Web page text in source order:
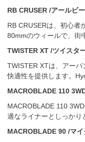
RB CRUSER /アールビ
RB CRUSERは、初心者
80mmのウィールで、街
TWISTER XT /ツイスタ
TWISTER XTは、アー
快適性を提供します。
MACROBLADE 110
MACROBLADE 110
適なライナーとしっかり
MACROBLADE 90 /マ